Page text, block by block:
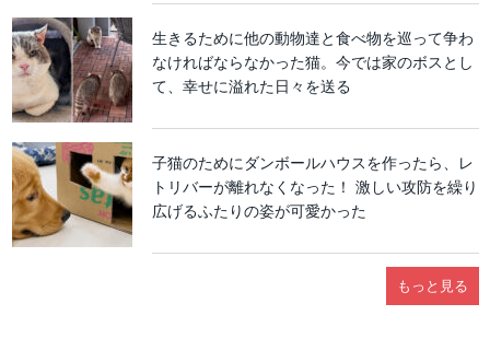
生きるために他の動物達と食べ物を巡って争わ
なければならなかった猫。今では家のボスとし
て、幸せに溢れた日々を送る
子猫のためにダンボールハウスを作ったら、レ
トリバーが離れなくなった！ 激しい攻防を繰り
広げるふたりの姿が可愛かった
もっと見る